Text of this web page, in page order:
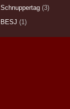
Schnuppertag (3)
BESJ (1)